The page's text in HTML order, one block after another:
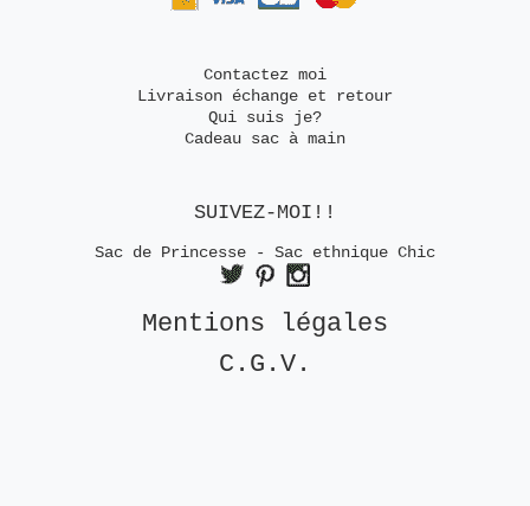
Contactez moi
Livraison échange et retour
Qui suis je?
Cadeau sac à main
SUIVEZ-MOI!!
Sac de Princesse - Sac ethnique Chic
Mentions légales
C.G.V.